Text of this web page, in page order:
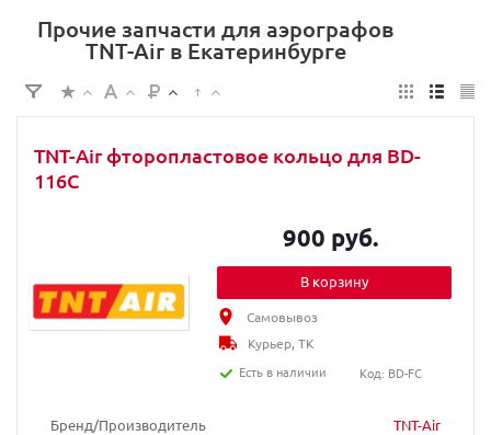
Прочие запчасти для аэрографов
TNT-Air в Екатеринбурге
TNT-Air фторопластовое кольцо для BD-
116С
Бренд/Производитель TNT-Air
900 руб.
В корзину
Самовывоз
Курьер, ТК
Есть в наличии
Код: BD-FC